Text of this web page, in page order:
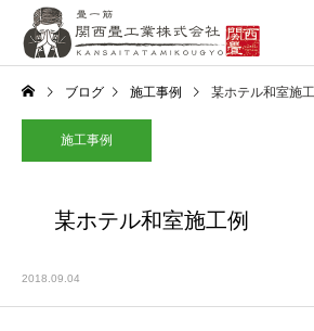
ブログ 施工事例 某ホテル和室施
施工事例
某ホテル和室施工例
2018.09.04